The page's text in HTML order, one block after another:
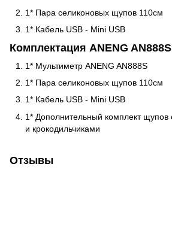
1* Пара селиконовых щупов 110см
1* Кабель USB - Mini USB
Комплектация ANENG
1* Мультиметр ANENG AN888S
1* Пара селиконовых щупов 110см
1* Кабель USB - Mini USB
1* Дополнительный комплект щупов
и крокодильчиками
Отзывы